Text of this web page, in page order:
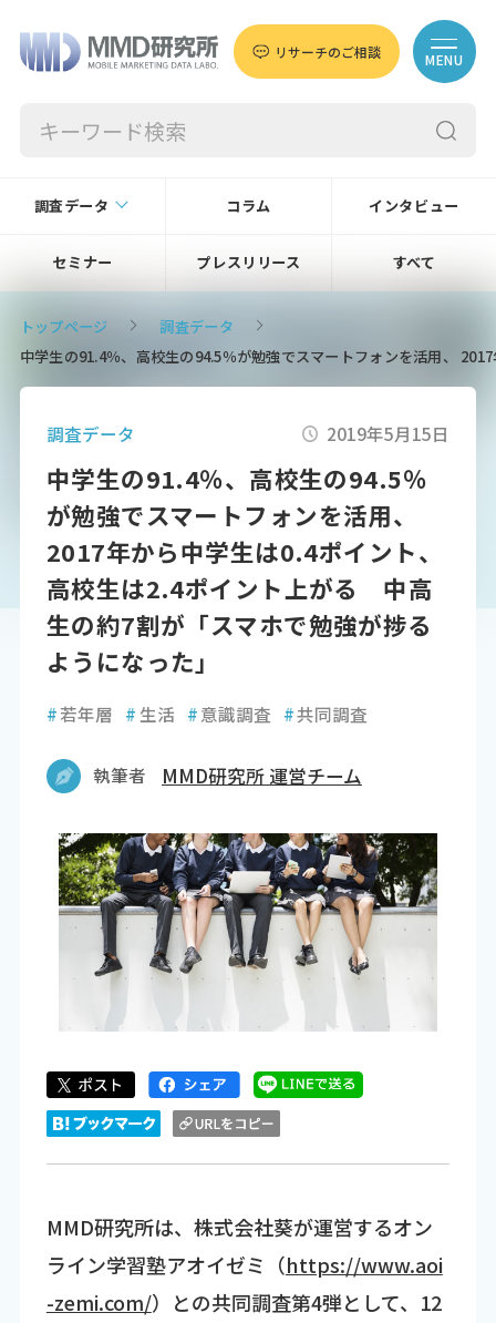
リサーチのご相談 MENU
調査データ コラム インタビュー
セミナー プレスリリース すべて
トップページ
調査データ
中学生の91.4％、高校生の94.5％が勉強でスマートフォンを活用、
調査データ 2019年5月15日
中学生の91.4％、高校生の94.5％
が勉強でスマートフォンを活用、
2017年から中学生は0.4ポイント、
高校生は2.4ポイント上がる 中高
生の約7割が「スマホで勉強が捗る
ようになった」
#若年層 # 生活 #意識調査 #共同調査
執筆者 MMD研究所 運営チーム
MMD研究所は、株式会社葵が運営するオン
ライン学習塾アオイゼミ（https://www.aoi
-zemi.com/）との共同調査第4弾として、12